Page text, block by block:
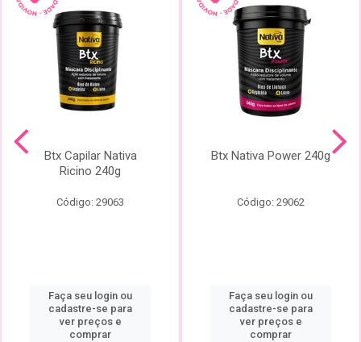
Btx Capilar Nativa
Ricino 240g
Código: 29063
Faça seu login ou
cadastre-se para
ver preços e
comprar
Btx Nativa Power 240g
Código: 29062
Faça seu login ou
cadastre-se para
ver preços e
comprar